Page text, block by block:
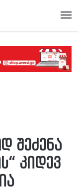
შეძენა
კიდევ